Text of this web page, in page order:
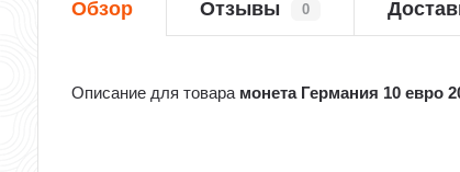
Обзор Отзывы 0
Описание для товара монета Германия 10 евро